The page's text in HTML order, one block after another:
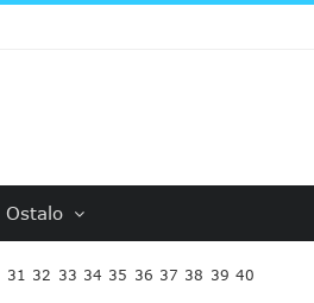
Ostalo
31 32 33 34 35 36 37 38 39 40